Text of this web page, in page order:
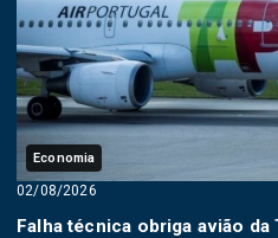
Economia
02/08/2026
Falha técnica obriga avião